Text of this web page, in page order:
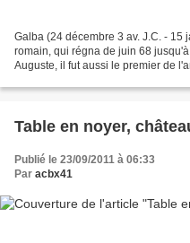
Galba (24 décembre 3 av. J.C. - 15
romain, qui régna de juin 68
Auguste, il fut aussi le premier de
Table en noyer,
Publié le 23/09/2011 à 06:33
Par acbx41